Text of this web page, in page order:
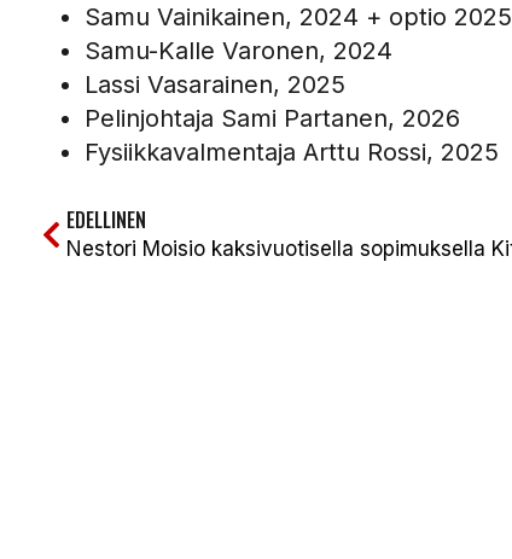
Samu Vainikainen, 2024 + optio 2025
Samu-Kalle Varonen, 2024
Lassi Vasarainen, 2025
Pelinjohtaja Sami Partanen, 2026
Fysiikkavalmentaja Arttu Rossi, 2025
EDELLINEN